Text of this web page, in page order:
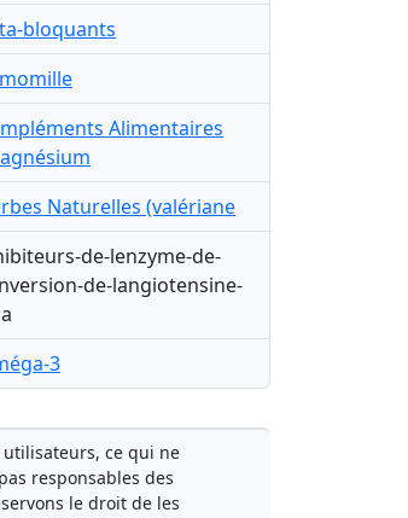
bloquants
Alimentaires
Naturelles (valériane
de-lenzyme-de-
de-langiotensine-
3
ce qui ne
responsables des
le droit de les